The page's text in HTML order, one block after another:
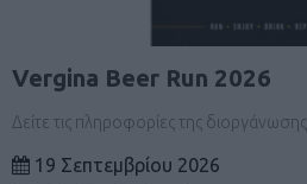
Vergina Beer Run 2026
Δείτε τις πληροφορίες της διοργάνωσης
19 Σεπτεμβρίου 2026